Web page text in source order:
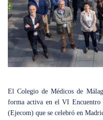
El Colegio de Médicos de
forma activa en el VI Encuentro
(Ejecom) que se celebró en